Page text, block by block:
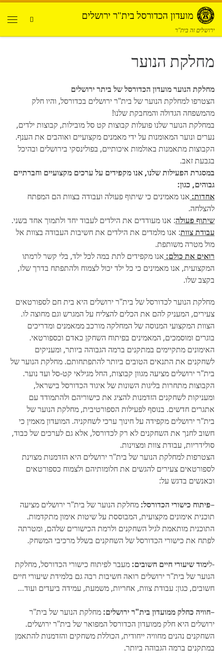
מועדון הכדורסל בית"ר ירושלים
ירושלים זה בית"ר
Search
מחלקת הנוער
מחלקת הנוער מועדון הכדורסל של ביתר ירושלים
הצטרפו למחלקת הנוער של בית"ר ירושלים בכדורסל, והיו חלק
מהמשפחה הגדולה והמחבקת שלנו!
במחלקת הנוער שלנו פועלות קבוצות קט סל מובילות, קבוצות ילדים,
נערים ונוער המאומנות על ידי מאמנים מקצועיים ואוהבים את הענף.
הקבוצות מתאמנות באולמות איכותיים, בפולינסקי בירושלים ובהיכל
בגבעת זאב.
במסגרת הפעילות שלנו, אנו מקפידים על ערכים מקצועיים וחברתיים
גבוהים, כגון:
אחדות: אנו מאמינים כי שיתוף פעולה ועבודה בצוות הם המפתח
להצלחה.
שיתוף פעולה: אנו מעודדים את הילדים לעבוד יחד ולתמוך אחד בשני.
עבודת צוות: אנו מלמדים את הילדים את חשיבות העבודה בצוות אל
מול מטרה משותפת.
רואים את כולם: אנו מקפידים לתת במה לכל ילד, בלי קשר לרמתו
המקצועית, אנו מאמינים כי כל ילד יכול לצמוח ולהתפתח בדרך שלו,
בקצב שלו.
מחלקת הנוער לכדורסל של בית"ר ירושלים היא בית חם לספורטאים
צעירים, המעניק להם את הכלים להצליח על המגרש וגם מחוצה לו.
הצוות המקצועי המנוסה של המחלקה מורכב ממאמנים ומדריכים
בוגרים ומוסמכים, המאמינים בפיתוח השחקן כאדם וכספורטאי.
האימונים מתקיימים במתקנים ברמה הגבוהה ביותר, ומעניקים
לשחקנים את התנאים הטובים ביותר להתפתחותם. מחלקת הנוער של
בית"ר ירושלים מציעה מגוון קבוצות, החל מגילאי קט-סל ועד נוער.
הקבוצות מתחרות בליגות השונות של איגוד הכדורסל בישראל,
ומעניקות לשחקנים הזדמנות להציג את כישוריהם ולהתמודד עם
אתגרים חדשים. בנוסף לפעילות הספורטיבית, מחלקת הנוער של
בית"ר ירושלים מקפידה על חינוך ערכי לשחקניה. המועדון מאמין כי
חשוב לחנך את השחקנים לא רק לכדורסל, אלא גם לערכים של כבוד,
סולידריות, עבודת צוות ומצוינות.
הצטרפות למחלקת הנוער של בית"ר ירושלים היא הזדמנות מצוינת
לספורטאים צעירים להגשים את חלומותיהם ולצמוח כספורטאים
וכאנשים בדגש על:
–פיתוח כישורי הכדורסל: מחלקת הנוער של בית"ר ירושלים מציעה
תוכנית אימונים מקצועית, המבוססת על שיטות אימון מתקדמות.
התוכנית מותאמת לגיל השחקנים ולרמת הכישורים שלהם, ומטרתה
לפתח את כישורי הכדורסל של השחקנים בשלל מרכיבי המשחק.
-לימוד שיעורי חיים חשובים: מעבר לפיתוח כישורי הכדורסל, מחלקת
הנוער של בית"ר ירושלים רואה חשיבות רבה גם בלמידת שיעורי חיים
חשובים, כגון: עבודת צוות, אחריות, משמעת, עמידה ביעדים ועוד…
–חוויה כחלק ממועדון בית"ר ירושלים: מחלקת הנוער של בית"ר
ירושלים היא חלק ממועדון הכדורסל המפואר של בית"ר ירושלים.
השחקנים נהנים מחוויה ייחודית, הכוללת משחקים והזדמנות להתאמן
במתקנים ברמה הגבוהה ביותר.